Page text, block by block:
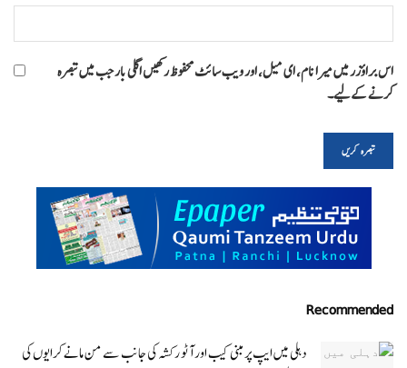
اس براؤزر میں میرا نام، ای میل، اور ویب سائٹ محفوظ رکھیں اگلی بار جب میں تبصرہ
کرنے کےلیے۔
Recommended
دہلی میں ایپ پر مبنی کیب اور آٹو رکشہ کی جانب سے من مانے کرایوں کی